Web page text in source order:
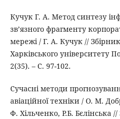
Кучук Г. А. Метод синтезу
зв’язного фрагменту
мережі / Г. А. Кучук //
Харківського університету
2(35). – С. 97-102.
Сучасні методи
авіаційної техніки / О. М.
Ф. Хільченко, Р.Б. Бєлінська